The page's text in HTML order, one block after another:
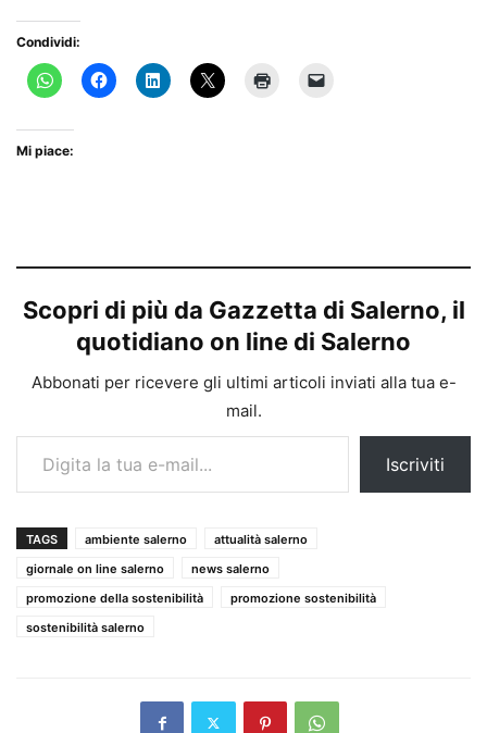
Condividi:
Mi piace:
Scopri di più da Gazzetta di Salerno, il
quotidiano on line di Salerno
Abbonati per ricevere gli ultimi articoli inviati alla tua e-
mail.
Digita la tua e-mail...
Iscriviti
TAGS ambiente salerno
attualità salerno
giornale on line salerno
news salerno
promozione della sostenibilità
promozione sostenibilità
sostenibilità salerno